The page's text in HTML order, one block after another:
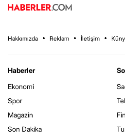
Hakkımızda Reklam İletişim
Haberler
Ekonomi
Spor
Magazin
Son Dakika